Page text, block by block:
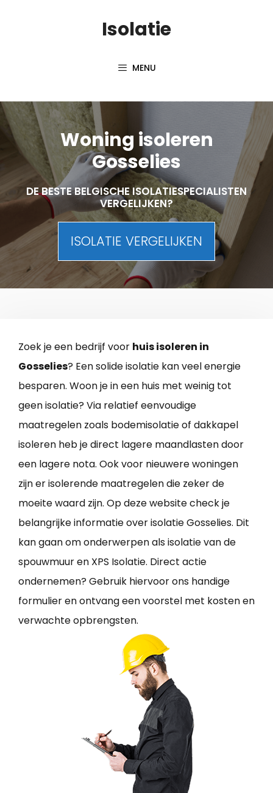
Isolatie
MENU
Woning isoleren
Gosselies
DE BESTE BELGISCHE ISOLATIESPECIALISTEN
VERGELIJKEN?
ISOLATIE VERGELIJKEN
Zoek je een bedrijf voor huis isoleren in
Gosselies? Een solide isolatie kan veel energie
besparen. Woon je in een huis met weinig tot
geen isolatie? Via relatief eenvoudige
maatregelen zoals bodemisolatie of dakkapel
isoleren heb je direct lagere maandlasten door
een lagere nota. Ook voor nieuwere woningen
zijn er isolerende maatregelen die zeker de
moeite waard zijn. Op deze website check je
belangrijke informatie over isolatie Gosselies. Dit
kan gaan om onderwerpen als isolatie van de
spouwmuur en XPS Isolatie. Direct actie
ondernemen? Gebruik hiervoor ons handige
formulier en ontvang een voorstel met kosten en
verwachte opbrengsten.